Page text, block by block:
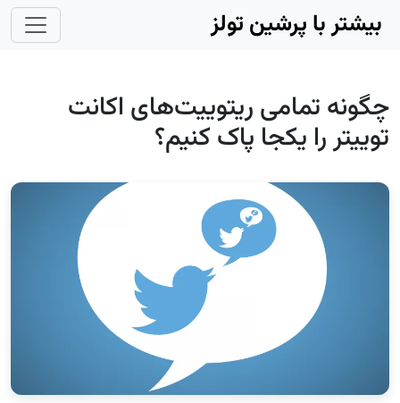
Skip to main content
بیشتر با پرشین تولز
چگونه تمامی ریتوییت‌های اکانت
توییتر را یکجا پاک کنیم؟